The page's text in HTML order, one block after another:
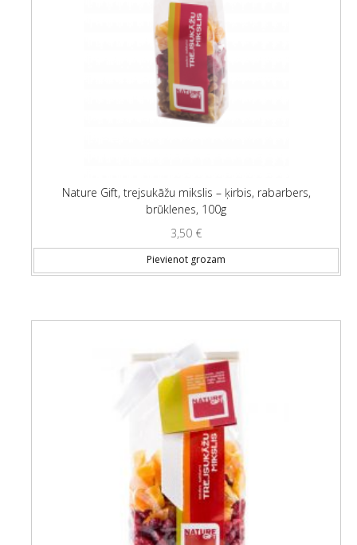
Nature Gift, trejsukāžu mikslis – ķirbis, rabarbers,
brūklenes, 100g
3,50 €
Pievienot grozam